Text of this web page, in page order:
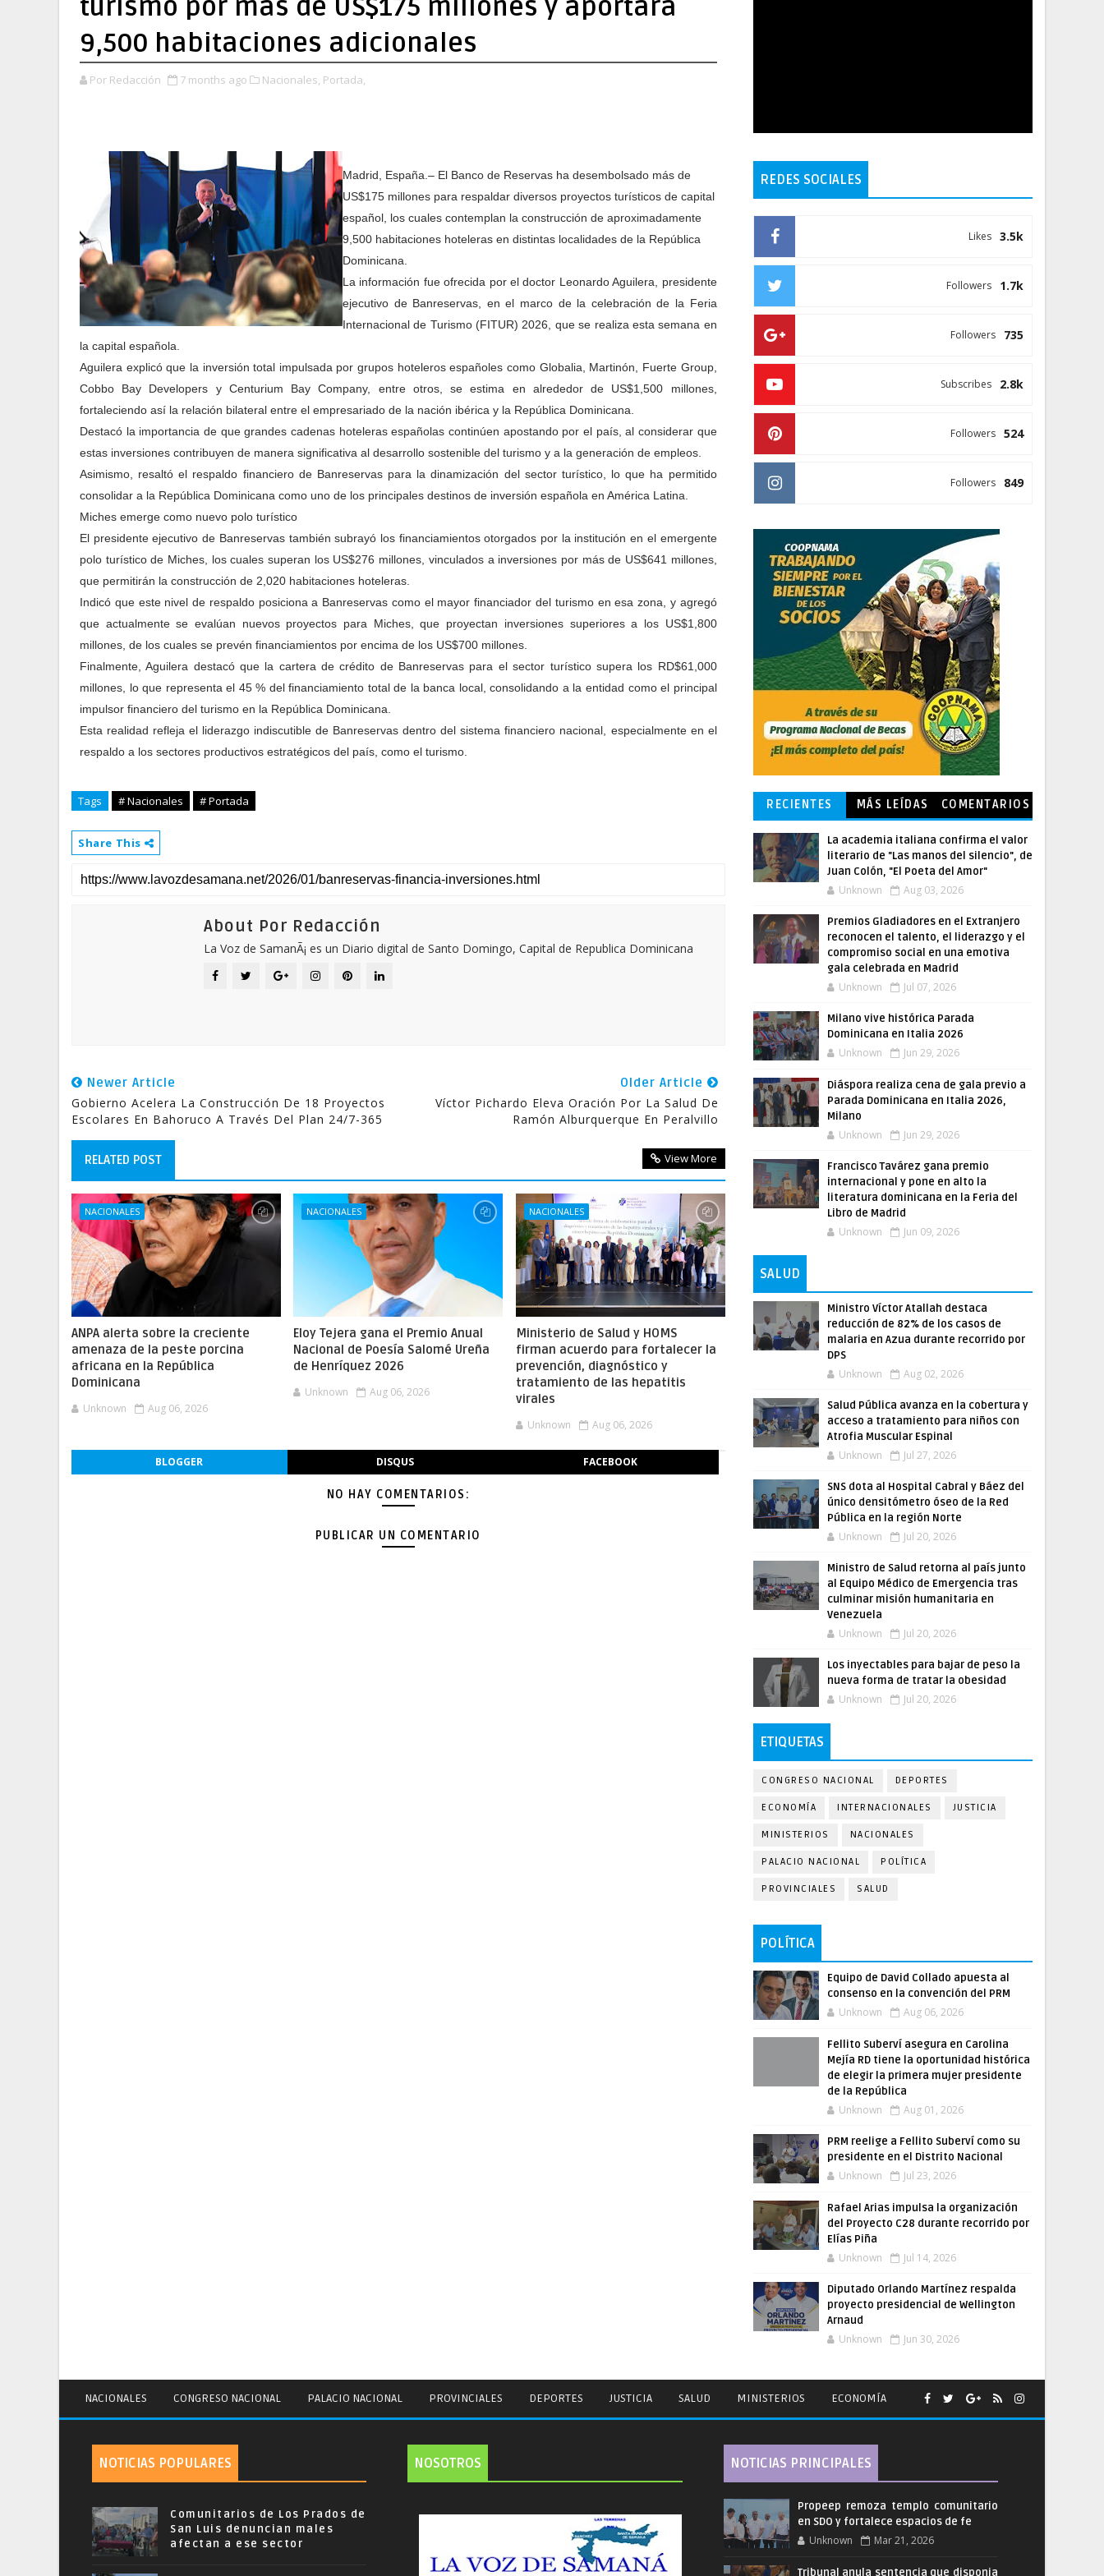
turismo por más de US$175 millones y aportará
9,500 habitaciones adicionales
Por Redacción 7 months ago Nacionales, Portada,
Madrid, España.– El Banco de Reservas ha desembolsado más de
US$175 millones para respaldar diversos proyectos turísticos de capital
español, los cuales contemplan la construcción de aproximadamente
9,500 habitaciones hoteleras en distintas localidades de la República
Dominicana.
La información fue ofrecida por el doctor Leonardo Aguilera, presidente
ejecutivo de Banreservas, en el marco de la celebración de la Feria
Internacional de Turismo (FITUR) 2026, que se realiza esta semana en
la capital española.
Aguilera explicó que la inversión total impulsada por grupos hoteleros españoles como Globalia, Martinón, Fuerte Group,
Cobbo Bay Developers y Centurium Bay Company, entre otros, se estima en alrededor de US$1,500 millones,
fortaleciendo así la relación bilateral entre el empresariado de la nación ibérica y la República Dominicana.
Destacó la importancia de que grandes cadenas hoteleras españolas continúen apostando por el país, al considerar que
estas inversiones contribuyen de manera significativa al desarrollo sostenible del turismo y a la generación de empleos.
Asimismo, resaltó el respaldo financiero de Banreservas para la dinamización del sector turístico, lo que ha permitido
consolidar a la República Dominicana como uno de los principales destinos de inversión española en América Latina.
Miches emerge como nuevo polo turístico
El presidente ejecutivo de Banreservas también subrayó los financiamientos otorgados por la institución en el emergente
polo turístico de Miches, los cuales superan los US$276 millones, vinculados a inversiones por más de US$641 millones,
que permitirán la construcción de 2,020 habitaciones hoteleras.
Indicó que este nivel de respaldo posiciona a Banreservas como el mayor financiador del turismo en esa zona, y agregó
que actualmente se evalúan nuevos proyectos para Miches, que proyectan inversiones superiores a los US$1,800
millones, de los cuales se prevén financiamientos por encima de los US$700 millones.
Finalmente, Aguilera destacó que la cartera de crédito de Banreservas para el sector turístico supera los RD$61,000
millones, lo que representa el 45 % del financiamiento total de la banca local, consolidando a la entidad como el principal
impulsor financiero del turismo en la República Dominicana.
Esta realidad refleja el liderazgo indiscutible de Banreservas dentro del sistema financiero nacional, especialmente en el
respaldo a los sectores productivos estratégicos del país, como el turismo.
Tags # Nacionales # Portada
Share This
About Por Redacción
La Voz de SamanÃ¡ es un Diario digital de Santo Domingo, Capital de Republica Dominicana
Newer Article
Gobierno Acelera La Construcción De 18 Proyectos
Escolares En Bahoruco A Través Del Plan 24/7-365
Older Article
Víctor Pichardo Eleva Oración Por La Salud De
Ramón Alburquerque En Peralvillo
RELATED POST View More
NACIONALES
ANPA alerta sobre la creciente
amenaza de la peste porcina
africana en la República
Dominicana
Unknown Aug 06, 2026
NACIONALES
Eloy Tejera gana el Premio Anual
Nacional de Poesía Salomé Ureña
de Henríquez 2026
Unknown Aug 06, 2026
NACIONALES
Ministerio de Salud y HOMS
firman acuerdo para fortalecer la
prevención, diagnóstico y
tratamiento de las hepatitis
virales
Unknown Aug 06, 2026
BLOGGER DISQUS FACEBOOK
NO HAY COMENTARIOS:
PUBLICAR UN COMENTARIO
REDES SOCIALES
3.5k
Likes
1.7k
Followers
735
Followers
2.8k
Subscribes
524
Followers
849
Followers
RECIENTES MÁS LEÍDAS COMENTARIOS
La academia italiana confirma el valor
literario de "Las manos del silencio", de
Juan Colón, "El Poeta del Amor"
Unknown Aug 03, 2026
Premios Gladiadores en el Extranjero
reconocen el talento, el liderazgo y el
compromiso social en una emotiva
gala celebrada en Madrid
Unknown Jul 07, 2026
Milano vive histórica Parada
Dominicana en Italia 2026
Unknown Jun 29, 2026
Diáspora realiza cena de gala previo a
Parada Dominicana en Italia 2026,
Milano
Unknown Jun 29, 2026
Francisco Tavárez gana premio
internacional y pone en alto la
literatura dominicana en la Feria del
Libro de Madrid
Unknown Jun 09, 2026
SALUD
Ministro Víctor Atallah destaca
reducción de 82% de los casos de
malaria en Azua durante recorrido por
DPS
Unknown Aug 02, 2026
Salud Pública avanza en la cobertura y
acceso a tratamiento para niños con
Atrofia Muscular Espinal
Unknown Jul 27, 2026
SNS dota al Hospital Cabral y Báez del
único densitómetro óseo de la Red
Pública en la región Norte
Unknown Jul 20, 2026
Ministro de Salud retorna al país junto
al Equipo Médico de Emergencia tras
culminar misión humanitaria en
Venezuela
Unknown Jul 20, 2026
Los inyectables para bajar de peso la
nueva forma de tratar la obesidad
Unknown Jul 20, 2026
ETIQUETAS
CONGRESO NACIONAL DEPORTES
ECONOMÍA INTERNACIONALES JUSTICIA
MINISTERIOS NACIONALES
PALACIO NACIONAL POLÍTICA
PROVINCIALES SALUD
POLÍTICA
Equipo de David Collado apuesta al
consenso en la convención del PRM
Unknown Aug 06, 2026
Fellito Suberví asegura en Carolina
Mejía RD tiene la oportunidad histórica
de elegir la primera mujer presidente
de la República
Unknown Aug 01, 2026
PRM reelige a Fellito Suberví como su
presidente en el Distrito Nacional
Unknown Jul 23, 2026
Rafael Arias impulsa la organización
del Proyecto C28 durante recorrido por
Elías Piña
Unknown Jul 14, 2026
Diputado Orlando Martínez respalda
proyecto presidencial de Wellington
Arnaud
Unknown Jun 30, 2026
NACIONALES CONGRESO NACIONAL PALACIO NACIONAL PROVINCIALES DEPORTES JUSTICIA SALUD MINISTERIOS ECONOMÍA
NOTICIAS POPULARES
Comunitarios de Los Prados de
San Luis denuncian males
afectan a ese sector
NOSOTROS NOTICIAS PRINCIPALES
Propeep remoza templo comunitario
en SDO y fortalece espacios de fe
Unknown Mar 21, 2026
Tribunal anula sentencia que disponia